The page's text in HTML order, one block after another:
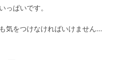
っぱいです。
気をつけなければいけません...